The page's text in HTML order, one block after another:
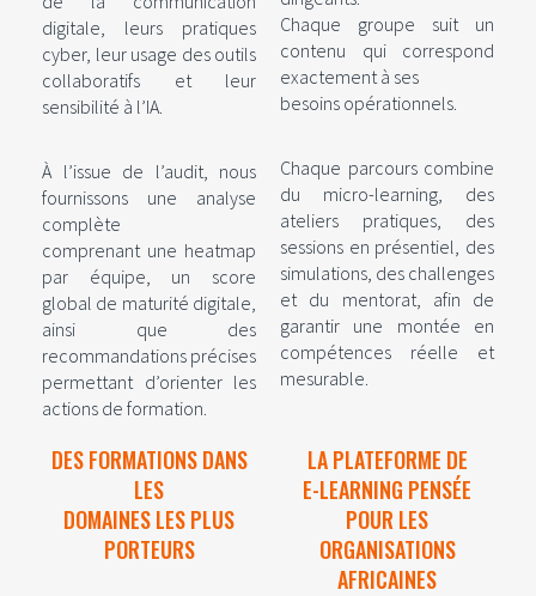
digitale, leurs pratiques
cyber, leur usage des outils
collaboratifs et leur
sensibilité à l’IA.
À l’issue de l’audit, nous
fournissons une analyse
complète
comprenant une heatmap
par équipe, un score
global de maturité digitale,
ainsi que des
recommandations précises
permettant d’orienter les
actions de formation.
Chaque groupe suit un
contenu qui correspond
exactement à ses
besoins opérationnels.
Chaque parcours combine
du micro-learning, des
ateliers pratiques, des
sessions en présentiel, des
simulations, des challenges
et du mentorat, afin de
garantir une montée en
compétences réelle et
mesurable.
DES FORMATIONS DANS
LES
DOMAINES LES PLUS
PORTEURS
LA PLATEFORME DE
E-LEARNING PENSÉE
POUR LES
ORGANISATIONS
AFRICAINES